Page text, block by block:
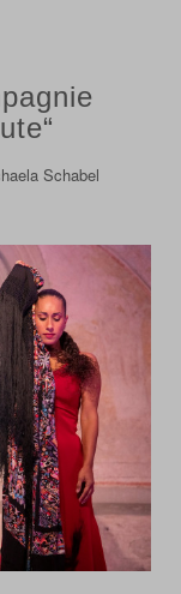
Schabel